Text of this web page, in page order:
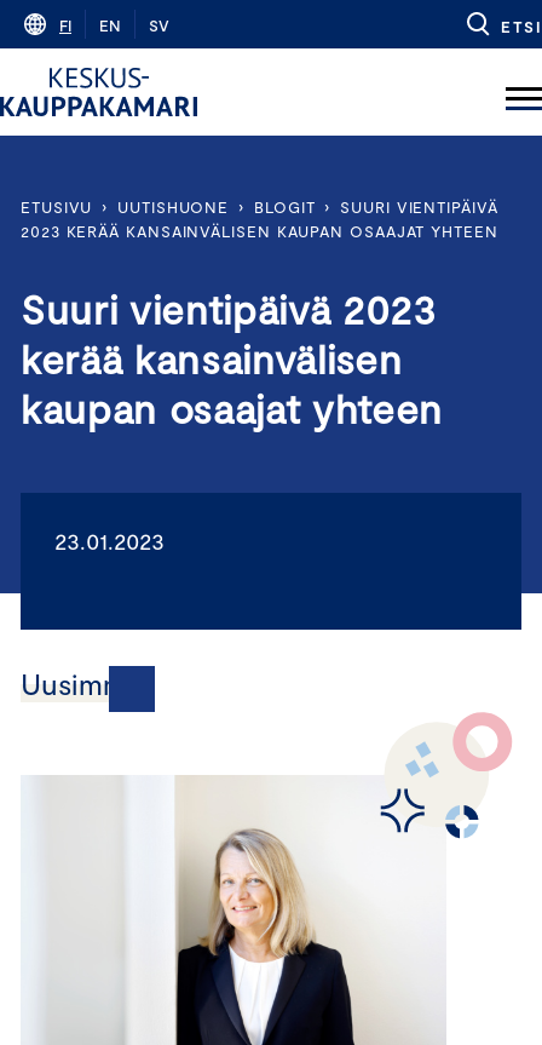
Skip
content
FI EN SV ETSI
ETUSIVU › UUTISHUONE › BLOGIT ›
SUURI VIENTIPÄIVÄ
2023 KERÄÄ KANSAINVÄLISEN KAUPAN OSAAJAT YHTEEN
Suuri vientipäivä 2023
kerää kansainvälisen
kaupan osaajat yhteen
23.01.2023
Uusimmat